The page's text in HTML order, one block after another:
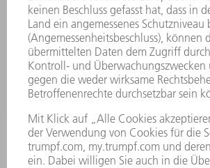
SERVICES
ANWENDUNGEN
BRANCHEN
UNTERNEHMEN
KARRIERE
STELLENANGEBOTE
UNTERNEHMENSPROFIL
GESCHÄFTSBERICHT
UNTERNEHMENSGRUNDSÄTZE
COMPLIANCE
HINWEISGEBERSYSTEM